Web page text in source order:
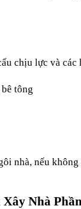
chịu lực và các
tông
nhà, nếu
Nhà